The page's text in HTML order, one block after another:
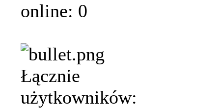
online: 0
Łącznie
użytkowników: